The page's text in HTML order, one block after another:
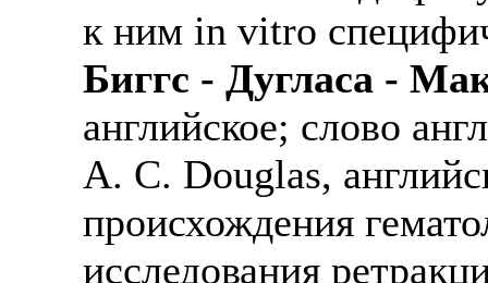
к ним in vitro
Биггс - Дугласа -
английское; слово
А. С. Douglas,
происхождения
исследования